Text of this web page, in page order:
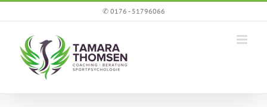
Inhalt
springen
✆ 0176 - 51796066